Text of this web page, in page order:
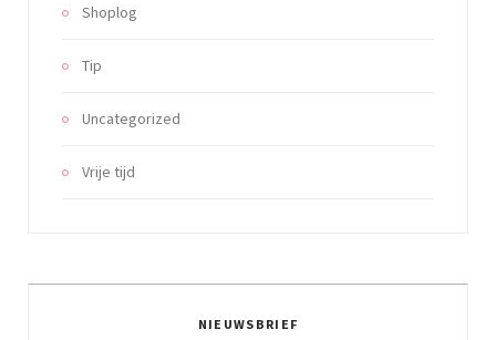
Shoplog
Tip
Uncategorized
Vrije tijd
NIEUWSBRIEF